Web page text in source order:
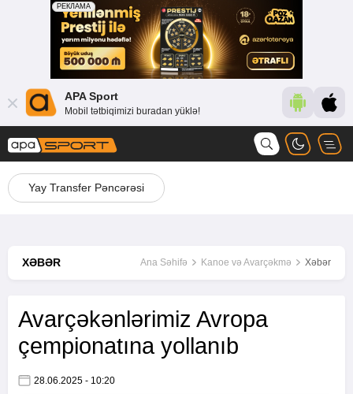
APA Sport
Mobil tətbiqimizi buradan yüklə!
Yay Transfer Pəncərəsi
XƏBƏR Ana Səhifə Kanoe və Avarçəkmə Xəbər
Avarçəkənlərimiz Avropa
çempionatına yollanıb
28.06.2025 - 10:20